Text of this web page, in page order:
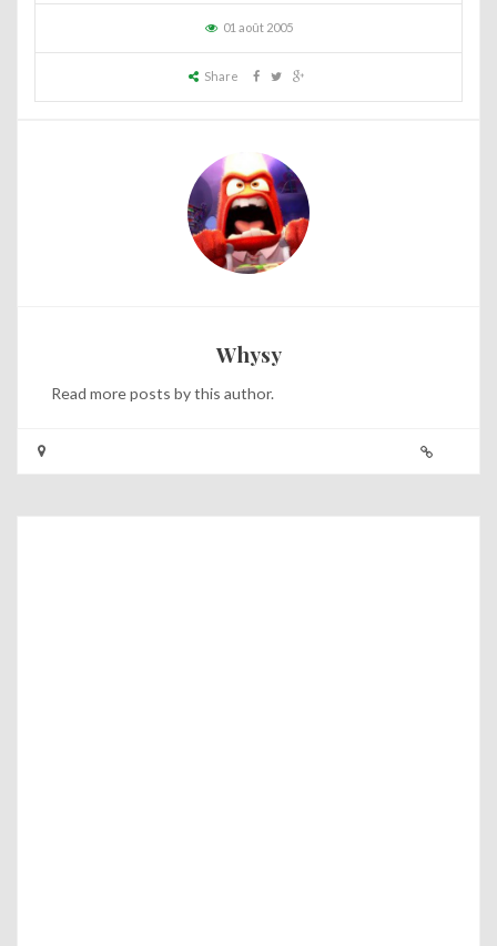
01 août 2005
Share
Whysy
Read more posts by this author.